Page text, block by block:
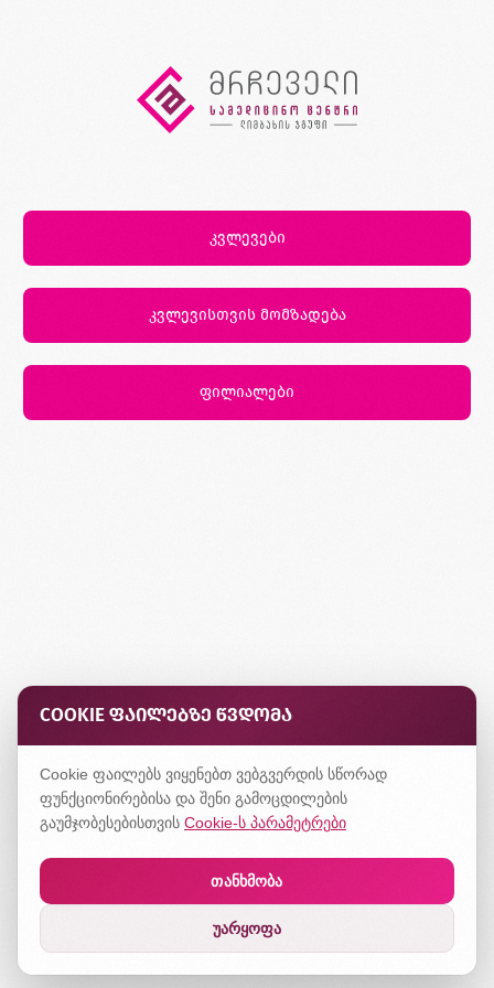
კვლევები
კვლევისთვის მომზადება
ფილიალები
COOKIE ᲤᲐᲘᲚᲔᲑᲖᲔ ᲬᲕᲓᲝᲛᲐ
Cookie ფაილებს ვიყენებთ ვებგვერდის სწორად
ფუნქციონირებისა და შენი გამოცდილების
გაუმჯობესებისთვის Cookie-ს პარამეტრები
თანხმობა
უარყოფა